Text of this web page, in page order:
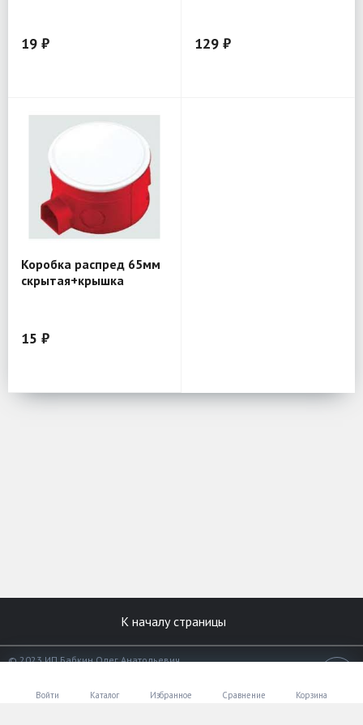
19 ₽ 129 ₽
Коробка распред 65мм
скрытая+крышка
15 ₽
К началу страницы
© 2023 ИП Бабкин Олег Анатольевич
Разработано в
«АЛЬФА Системс»
Войти Каталог Избранное Сравнение Корзина